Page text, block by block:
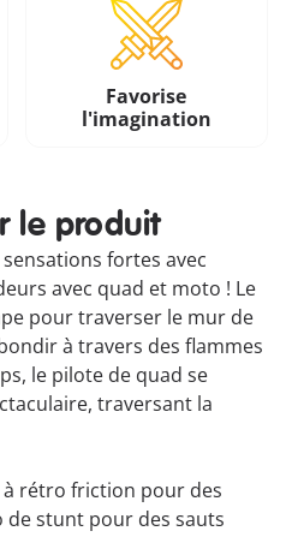
Favorise
l'imagination
le produit
fortes avec
avec quad et moto ! Le
pour traverser le mur de
à travers des flammes
le pilote de quad se
traversant la
rétro friction pour des
stunt pour des sauts